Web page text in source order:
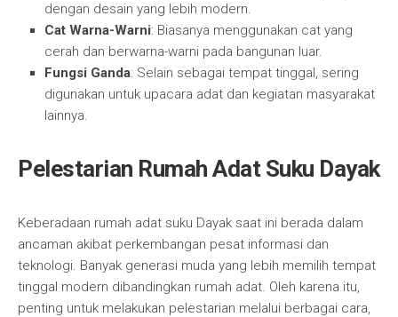
dengan desain yang lebih modern.
Cat Warna-Warni: Biasanya menggunakan cat yang
cerah dan berwarna-warni pada bangunan luar.
Fungsi Ganda: Selain sebagai tempat tinggal, sering
digunakan untuk upacara adat dan kegiatan masyarakat
lainnya.
Pelestarian Rumah Adat Suku Dayak
Keberadaan rumah adat suku Dayak saat ini berada dalam
ancaman akibat perkembangan pesat informasi dan
teknologi. Banyak generasi muda yang lebih memilih tempat
tinggal modern dibandingkan rumah adat. Oleh karena itu,
penting untuk melakukan pelestarian melalui berbagai cara,